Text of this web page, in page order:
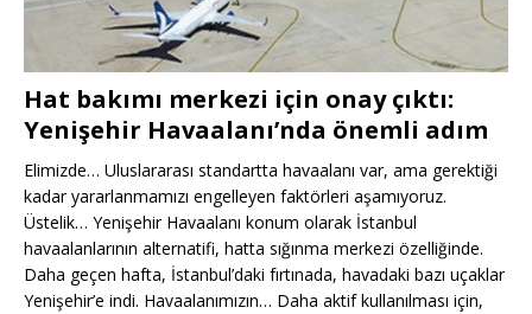
Hat bakımı merkezi için onay çıktı:
Yenişehir Havaalanı’nda önemli adım
Elimizde… Uluslararası standartta havaalanı var, ama gerektiği
kadar yararlanmamızı engelleyen faktörleri aşamıyoruz.
Üstelik… Yenişehir Havaalanı konum olarak İstanbul
havaalanlarının alternatifi, hatta sığınma merkezi özelliğinde.
Daha geçen hafta, İstanbul’daki fırtınada, havadaki bazı uçaklar
Yenişehir’e indi. Havaalanımızın… Daha aktif kullanılması için,